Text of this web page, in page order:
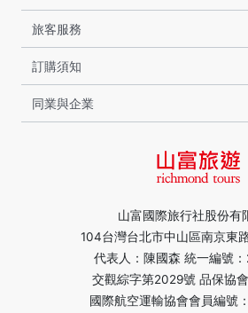
山富國際旅行社股份有
104台灣台北市中山區南京東
代表人：陳國森 統一編號
交觀綜字第2029號 品保協
國際航空運輸協會會員編號
旅客服務
訂購須知
同業與企業